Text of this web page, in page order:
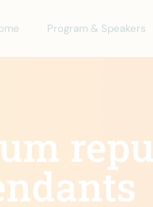
Program & Speakers